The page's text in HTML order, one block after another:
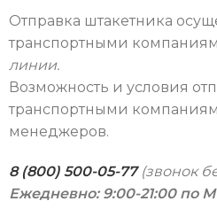
Отправка штакетника
транспортными
линии.
Возможность и условия
транспортными
менеджеров.
8 (800) 500-05-77 (звонок
Ежедневно: 9:00-21:00 по